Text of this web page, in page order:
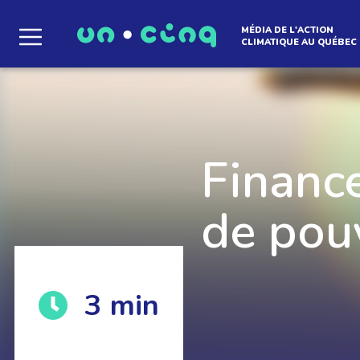
Le média qui
notre infolettre pour découvrir des initiatives
qui créent le mouvement.
MÉDIA DE L'ACTION
CLIMATIQUE AU QUÉBEC
de
3 min